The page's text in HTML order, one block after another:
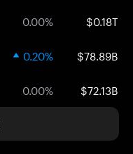
0.00% $0.18T
0.20% $78.89B
0.00% $72.13B